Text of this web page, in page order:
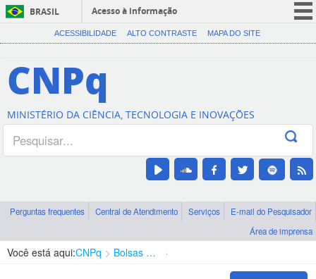
BRASIL
Acesso à informação
CORONAVÍRUS (COVID-19)
Canais
ACESSIBILIDADE ALTO CONTRASTE MAPA DO SITE
CNPq
MINISTÉRIO DA CIÊNCIA, TECNOLOGIA E INOVAÇÕES
Perguntas frequentes Central de Atendimento Serviços
E-mail do Pesquisador
Área de imprensa
Você está aqui:CNPq Bolsas e Auxílios Vigentes